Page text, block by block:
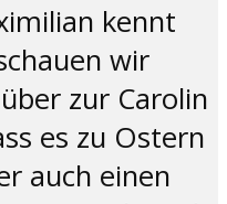
kennt
wir
zur Carolin
es zu Ostern
auch einen